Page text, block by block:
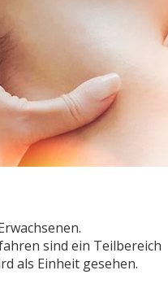
sind ein Teilbereich
als Einheit gesehen.